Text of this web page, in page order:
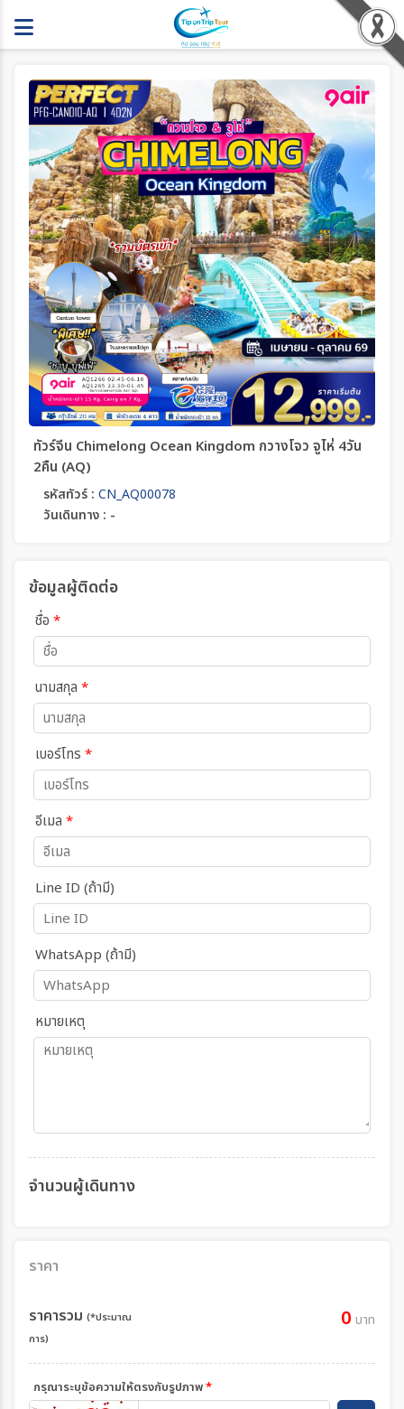
ทัวร์จีน Chimelong Ocean Kingdom กวางโจว จูไห่ 4วัน
2คืน (AQ)
รหัสทัวร์ : CN_AQ00078
วันเดินทาง : -
ข้อมูลผู้ติดต่อ
ชื่อ *
นามสกุล *
เบอร์โทร *
อีเมล *
Line ID (ถ้ามี)
WhatsApp (ถ้ามี)
หมายเหตุ
จำนวนผู้เดินทาง
ราคา
ราคารวม (*ประมาณ
การ)
0 บาท
กรุณาระบุข้อความให้ตรงกับรูปภาพ*